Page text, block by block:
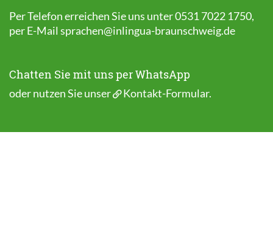
Per Telefon erreichen Sie uns unter 0531 7022 1750,
per E-Mail sprachen@inlingua-braunschweig.de
Chatten Sie mit uns per WhatsApp
oder nutzen Sie unser Kontakt-Formular.